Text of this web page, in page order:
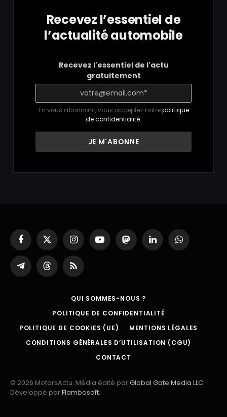
Recevez l’essentiel de
l’actualité automobile
Recevez l'essentiel de l'actu
gratuitement
En vous abonnant, vous acceptez notrepolitique
de confidentialité.
Facebook
X
(Twitter)
InstagramYouTubeMastodonLinkedInWhatsApp
Partager
sur
ThreadsRSS
QUI SOMMES-NOUS ?
POLITIQUE DE CONFIDENTIALITÉ
POLITIQUE DE COOKIES (UE)
MENTIONS LÉGALES
CONDITIONS GÉNÉRALES D’UTILISATION (CGU)
CONTACT
© 2026 MotorsActu. Média édité parGlobal Gate Media LLC.
Développé parFlambosoft.